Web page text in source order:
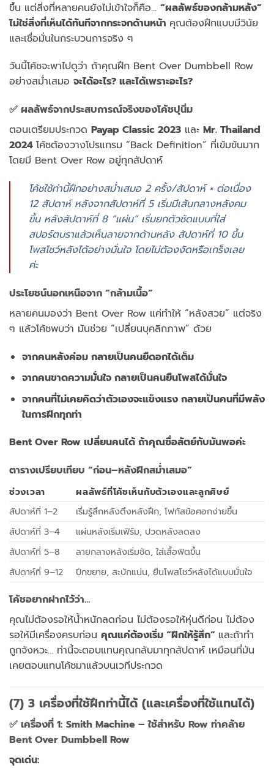
ขึ้น แต่สิ่งที่หลายคนยังไม่เข้าใจก็คือ… “ผลลัพธ์ของกล้ามหลัง”
ไม่ใช่สิ่งที่เห็นได้ทันทีจากกระจกด้านหน้า คุณต้องฝึกแบบมีวินัย
และเชื่อมั่นในกระบวนการจริง ๆ
วันนี้โค้ชจะพาไปดูว่า ถ้าคุณฝึก Bent Over Dumbbell Row
อย่างสม่ำเสมอ จะได้อะไร? และได้เพราะอะไร?
✅ ผลลัพธ์จากประสบการณ์จริงของโค้ชปุนิ่ม
ตอนเตรียมประกวด Payap Classic 2023 และ Mr. Thailand
2024 โค้ชต้องวางโปรแกรม “Back Definition” ที่เข้มข้นมาก
โดยมี Bent Over Row อยู่ทุกสัปดาห์
โค้ชใช้ท่านี้ฝึกอย่างสม่ำเสมอ 2 ครั้ง/สัปดาห์ × ต่อเนื่อง
12 สัปดาห์ หลังจากสัปดาห์ที่ 5 เริ่มมีเส้นกลางหลังคม
ขึ้น หลังสัปดาห์ที่ 8 “แผ่น” เริ่มยกตัวชัดแบบที่ใส่
สปอร์ตบราแล้วเห็นลายจากด้านหลัง สัปดาห์ที่ 10 ขึ้น
โพสโชว์หลังได้อย่างมั่นใจ โดยไม่ต้องงัดหรือเกร็งเลย
ค่ะ
ประโยชน์นอกเหนือจาก “กล้ามเนื้อ”
หลายคนมองว่า Bent Over Row แค่ทำให้ “หลังสวย” แต่จริง
ๆ แล้วโค้ชพบว่า มันช่วย “เปลี่ยนบุคลิกภาพ” ด้วย
จากคนหลังค่อม กลายเป็นคนยืดอกได้เต็ม
จากคนขาดความมั่นใจ กลายเป็นคนยืนโพสได้มั่นใจ
จากคนที่ไม่เคยคิดว่าตัวเองจะแข็งแรง กลายเป็นคนที่มีพลัง
ในการฝึกทุกท่า
Bent Over Row เปลี่ยนคนได้ ถ้าคุณซื่อสัตย์กับมันพอค่ะ
ตารางเปรียบเทียบ “ก่อน–หลังฝึกสม่ำเสมอ”
ช่วงเวลา
ผลลัพธ์ที่โค้ชเห็นกับตัวเองและลูกศิษย์
สัปดาห์ที่ 1–2
เริ่มรู้สึกหลังตึงหลังฝึก, โฟกัสข้อศอกง่ายขึ้น
สัปดาห์ที่ 3–4
แผ่นหลังเริ่มเฟิร์ม, ปวดหลังลดลง
สัปดาห์ที่ 5–8
ลายกลางหลังเริ่มชัด, ใส่เสื้อฟิตขึ้น
สัปดาห์ที่ 9–12
ปีกขยาย, สะบักแน่น, ยืนโพสโชว์หลังได้แบบมั่นใจ
โค้ชอยากฝากไว้ว่า…
คุณไม่ต้องรอให้น้ำหนักลดก่อน ไม่ต้องรอให้หุ่นดีก่อน ไม่ต้อง
รอให้มีเครื่องครบก่อน คุณแค่ต้องเริ่ม “ฝึกให้รู้สึก” และถ้าทำ
ถูกจังหวะ… ท่านี้จะตอบแทนคุณกลับมาทุกสัปดาห์ เหมือนที่มัน
เคยตอบแทนโค้ชมาแล้วบนเวทีประกวด
(7) 3 เครื่องที่ใช้ฝึกท่านี้ได้ (และเครื่องที่ใช้แทนได้)
✅ เครื่องที่ 1: Smith Machine – ใช้สำหรับ Row ท่าคล้าย
Bent Over Dumbbell Row
จุดเด่น: